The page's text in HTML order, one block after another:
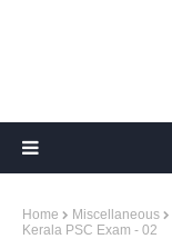
Home Miscellaneous
Kerala PSC Exam - 02